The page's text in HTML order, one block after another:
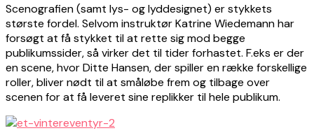
Scenografien (samt lys- og lyddesignet) er stykkets
største fordel. Selvom instruktør Katrine Wiedemann har
forsøgt at få stykket til at rette sig mod begge
publikumssider, så virker det til tider forhastet. F.eks er der
en scene, hvor Ditte Hansen, der spiller en række forskellige
roller, bliver nødt til at småløbe frem og tilbage over
scenen for at få leveret sine replikker til hele publikum.